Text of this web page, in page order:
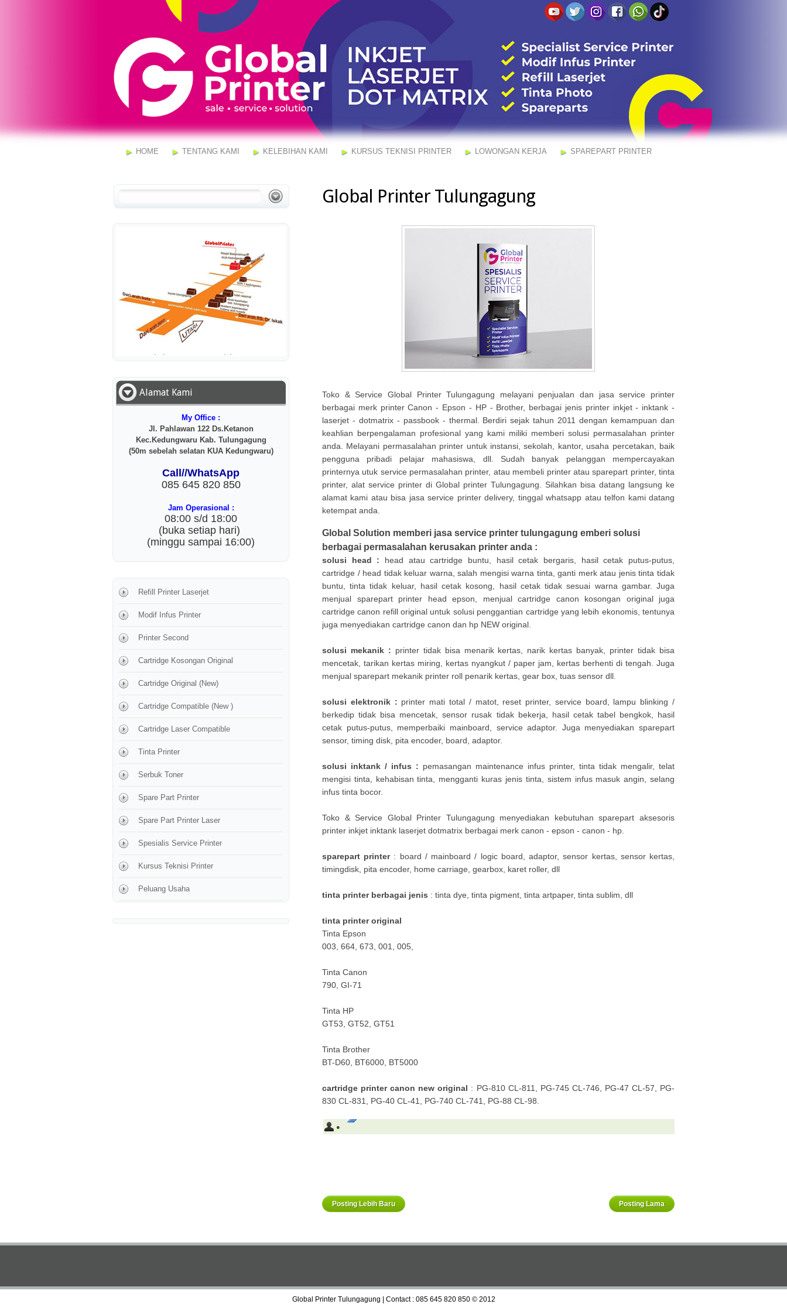
HOME TENTANG KAMI KELEBIHAN KAMI KURSUS TEKNISI PRINTER LOWONGAN KERJA SPAREPART PRINTER
Global Printer Tulungagung
Toko & Service Global Printer Tulungagung melayani penjualan dan jasa service printer
berbagai merk printer Canon - Epson - HP - Brother, berbagai jenis printer inkjet - inktank -
laserjet - dotmatrix - passbook - thermal. Berdiri sejak tahun 2011 dengan kemampuan dan
keahlian berpengalaman profesional yang kami miliki memberi solusi permasalahan printer
anda. Melayani permasalahan printer untuk instansi, sekolah, kantor, usaha percetakan, baik
pengguna pribadi pelajar mahasiswa, dll. Sudah banyak pelanggan mempercayakan
printernya utuk service permasalahan printer, atau membeli printer atau sparepart printer, tinta
printer, alat service printer di Global printer Tulungagung. Silahkan bisa datang langsung ke
alamat kami atau bisa jasa service printer delivery, tinggal whatsapp atau telfon kami datang
ketempat anda.
Global Solution memberi jasa service printer tulungagung emberi solusi
berbagai permasalahan kerusakan printer anda :
solusi head : head atau cartridge buntu, hasil cetak bergaris, hasil cetak putus-putus,
cartridge / head tidak keluar warna, salah mengisi warna tinta, ganti merk atau jenis tinta tidak
buntu, tinta tidak keluar, hasil cetak kosong, hasil cetak tidak sesuai warna gambar. Juga
menjual sparepart printer head epson, menjual cartridge canon kosongan original juga
cartridge canon refill original untuk solusi penggantian cartridge yang lebih ekonomis, tentunya
juga menyediakan cartridge canon dan hp NEW original.
solusi mekanik : printer tidak bisa menarik kertas, narik kertas banyak, printer tidak bisa
mencetak, tarikan kertas miring, kertas nyangkut / paper jam, kertas berhenti di tengah. Juga
menjual sparepart mekanik printer roll penarik kertas, gear box, tuas sensor dll.
solusi elektronik : printer mati total / matot, reset printer, service board, lampu blinking /
berkedip tidak bisa mencetak, sensor rusak tidak bekerja, hasil cetak tabel bengkok, hasil
cetak putus-putus, memperbaiki mainboard, service adaptor. Juga menyediakan sparepart
sensor, timing disk, pita encoder, board, adaptor.
solusi inktank / infus : pemasangan maintenance infus printer, tinta tidak mengalir, telat
mengisi tinta, kehabisan tinta, mengganti kuras jenis tinta, sistem infus masuk angin, selang
infus tinta bocor.
Toko & Service Global Printer Tulungagung menyediakan kebutuhan sparepart aksesoris
printer inkjet inktank laserjet dotmatrix berbagai merk canon - epson - canon - hp.
sparepart printer: board / mainboard / logic board, adaptor, sensor kertas, sensor kertas,
timingdisk, pita encoder, home carriage, gearbox, karet roller, dll
tinta printer berbagai jenis : tinta dye, tinta pigment, tinta artpaper, tinta sublim, dll
tinta printer original
Tinta Epson
003, 664, 673, 001, 005,
Tinta Canon
790, GI-71
Tinta HP
GT53, GT52, GT51
Tinta Brother
BT-D60, BT6000, BT5000
cartridge printer canon new original : PG-810 CL-811, PG-745 CL-746, PG-47 CL-57, PG-
830 CL-831, PG-40 CL-41, PG-740 CL-741, PG-88 CL-98.
●
Posting Lebih Baru Posting Lama
Alamat Kami
My Office :
Jl. Pahlawan 122 Ds.Ketanon
Kec.Kedungwaru Kab. Tulungagung
(50m sebelah selatan KUA Kedungwaru)
Call//WhatsApp
085 645 820 850
Jam Operasional :
08:00 s/d 18:00
(buka setiap hari)
(minggu sampai 16:00)
Refill Printer Laserjet
Modif Infus Printer
Printer Second
Cartridge Kosongan Original
Cartridge Original (New)
Cartridge Compatible (New )
Cartridge Laser Compatible
Tinta Printer
Serbuk Toner
Spare Part Printer
Spare Part Printer Laser
Spesialis Service Printer
Kursus Teknisi Printer
Peluang Usaha
Global Printer Tulungagung | Contact : 085 645 820 850© 2012